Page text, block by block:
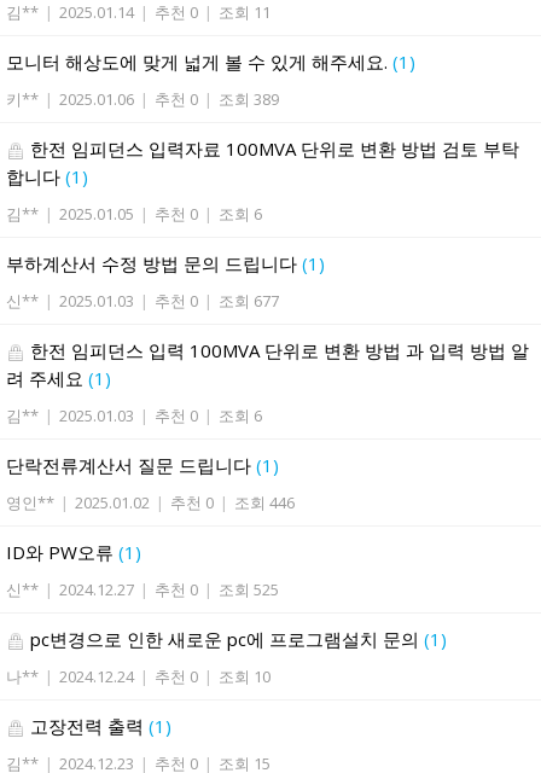
김** | 2025.01.14 | 추천 0 | 조회 11
모니터 해상도에 맞게 넓게 볼 수 있게 해주세요. (1)
키** | 2025.01.06 | 추천 0 | 조회 389
한전 임피던스 입력자료 100MVA 단위로 변환 방법 검토 부탁
합니다 (1)
김** | 2025.01.05 | 추천 0 | 조회 6
부하계산서 수정 방법 문의 드립니다 (1)
신** | 2025.01.03 | 추천 0 | 조회 677
한전 임피던스 입력 100MVA 단위로 변환 방법 과 입력 방법 알
려 주세요 (1)
김** | 2025.01.03 | 추천 0 | 조회 6
단락전류계산서 질문 드립니다 (1)
영인** | 2025.01.02 | 추천 0 | 조회 446
ID와 PW오류 (1)
신** | 2024.12.27 | 추천 0 | 조회 525
pc변경으로 인한 새로운 pc에 프로그램설치 문의 (1)
나** | 2024.12.24 | 추천 0 | 조회 10
고장전력 출력 (1)
김** | 2024.12.23 | 추천 0 | 조회 15